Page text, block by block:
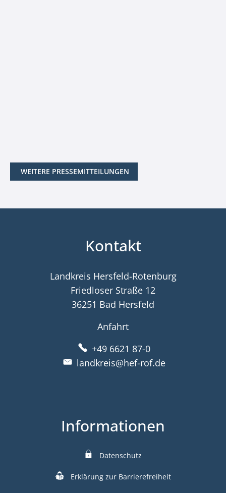
WEITERE PRESSEMITTEILUNGEN
Kontakt
Landkreis Hersfeld-Rotenburg
Friedloser Straße 12
36251 Bad Hersfeld
Anfahrt
+49 6621 87-0
landkreis@hef-rof.de
Informationen
Datenschutz
Erklärung zur Barrierefreiheit